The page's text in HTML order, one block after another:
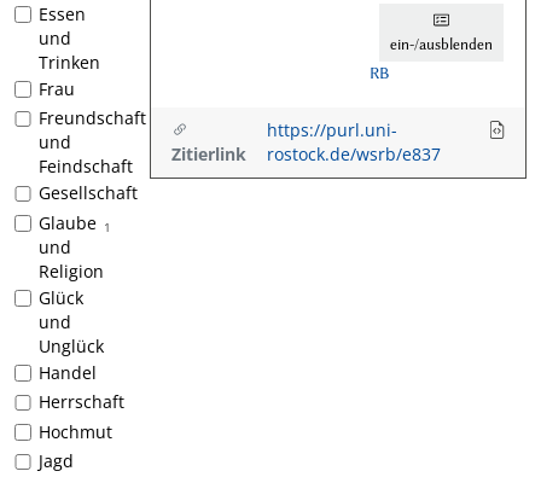
Essen
und
Trinken
Frau
Freundschaft
und
Feindschaft
Gesellschaft
1
Glaube
und
Religion
Glück
und
Unglück
Handel
Herrschaft
Hochmut
Jagd
ein-/ausblenden
RB
Zitierlink
https://purl.uni-
rostock.de/wsrb/e837